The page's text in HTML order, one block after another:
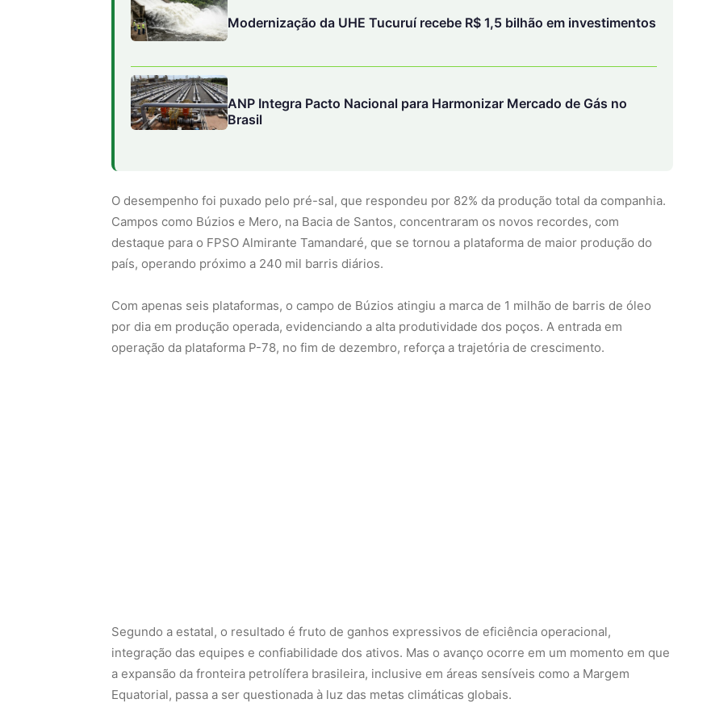
Modernização da UHE Tucuruí recebe R$ 1,5 bilhão em investimentos
ANP Integra Pacto Nacional para Harmonizar Mercado de Gás no
Brasil
O desempenho foi puxado pelo pré-sal, que respondeu por 82% da produção total da companhia.
Campos como Búzios e Mero, na Bacia de Santos, concentraram os novos recordes, com
destaque para o FPSO Almirante Tamandaré, que se tornou a plataforma de maior produção do
país, operando próximo a 240 mil barris diários.
Com apenas seis plataformas, o campo de Búzios atingiu a marca de 1 milhão de barris de óleo
por dia em produção operada, evidenciando a alta produtividade dos poços. A entrada em
operação da plataforma P-78, no fim de dezembro, reforça a trajetória de crescimento.
Segundo a estatal, o resultado é fruto de ganhos expressivos de eficiência operacional,
integração das equipes e confiabilidade dos ativos. Mas o avanço ocorre em um momento em que
a expansão da fronteira petrolífera brasileira, inclusive em áreas sensíveis como a Margem
Equatorial, passa a ser questionada à luz das metas climáticas globais.